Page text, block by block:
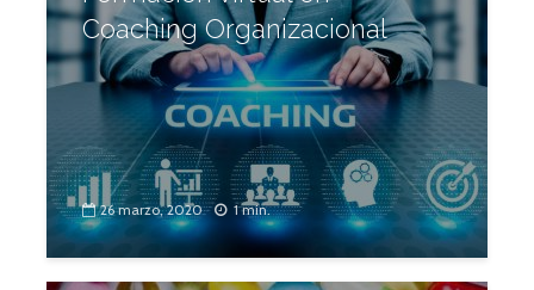
Coaching Organizacional
26 marzo, 2020 1 min.